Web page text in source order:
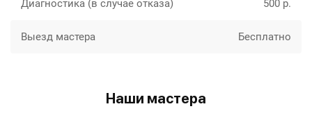
Диагностика (в случае отказа) 500 р.
Выезд мастера Бесплатно
Наши мастера